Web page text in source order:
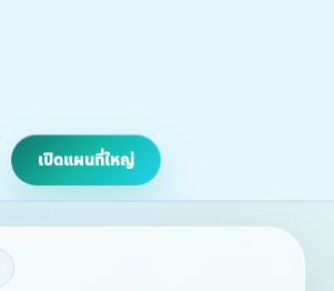
เปิดแผนที่ใหญ่